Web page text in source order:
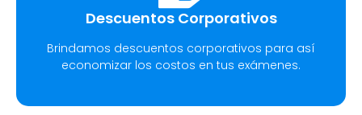
Descuentos Corporativos
Brindamos descuentos corporativos para así
economizar los costos en tus exámenes.